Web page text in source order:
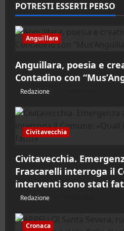
POTRESTI ESSERTI PERSO
Anguillara
Anguillara, poesia e
Contadino con
Redazione
Civitavecchia
Civitavecchia.
Frascarelli interroga il
interventi sono stati
Redazione
Cronaca